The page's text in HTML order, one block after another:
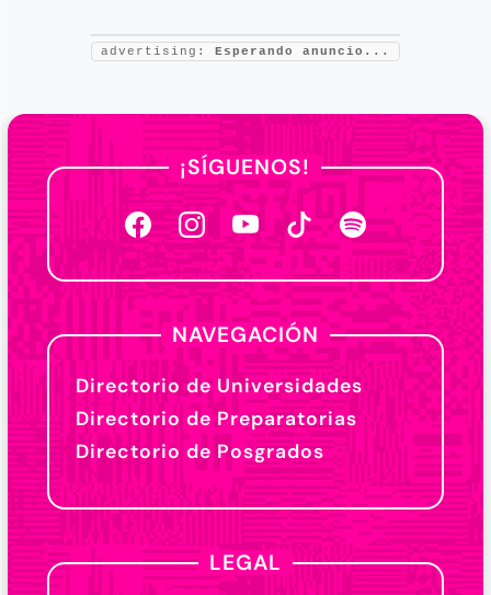
advertising: Esperando anuncio...
¡SÍGUENOS!
NAVEGACIÓN
Directorio de Universidades
Directorio de Preparatorias
Directorio de Posgrados
LEGAL